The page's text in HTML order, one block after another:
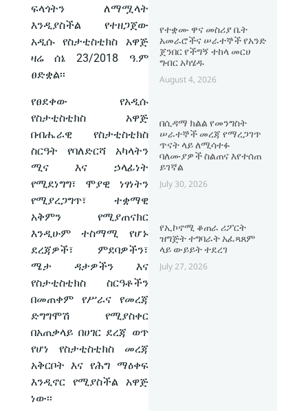
ፍላጎትን ለማሟላት
እንዲያስችል የተዘጋጀው
አዲሱ የስታቲስቲክስ አዋጅ
ዛሬ ሰኔ 23/2018 ዓ.ም
ፀድቋል፡፡
የፀደቀው የአዲሱ
የስታቲስቲክስ አዋጅ
በብሔራዊ የስታቲስቲክስ
ስርዓት የባለድርሻ አካላትን
ሚና እና ኃላፊነት
የሚደነግግ፣ ሞያዊ ነፃነትን
የሚያረጋግጥ፣ ተቋማዊ
አቅምን የሚያጠናክር
እንዲሁም ተስማሚ የሆኑ
ደረጃዎች፣ ምደባዎችን፣
ሜታ ዳታዎችን እና
የስታቲስቲክስ ስርዓቶችን
በመጠቀም የሥራና የመረጃ
ድግግሞሽ የሚያስቀር
በአጠቃላይ በሀገር ደረጃ ወጥ
የሆነ የስታቲስቲክስ መረጃ
አቅርቦት እና የሕግ ማዕቀፍ
እንዲኖር የሚያስችል አዋጅ
ነው፡፡
የተቋሙ ዋና መስሪያ ቤት
አመራሮችና ሠራተኞች የአንድ
ጀንበር የችግኝ ተከላ መርሀ
ግብር አካሄዱ
August 4, 2026
በሲዳማ ክልል የመንግስት
ሠራተኞች መረጃ የማረጋገጥ
ጥናት ላይ ለሚሳተፉ
ባለሙያዎች ስልጠና እየተሰጠ
ይገኛል
July 30, 2026
የኢኮኖሚ ቆጠራ ሪፖርት
ዝግጅት ተግባራት አፈጻጸም
ላይ ውይይት ተደረገ
July 27, 2026